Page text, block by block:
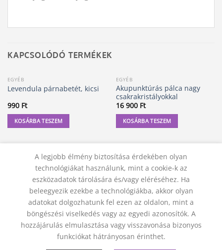
KAPCSOLÓDÓ TERMÉKEK
EGYÉB
Levendula párnabetét, kicsi
990 Ft
KOSÁRBA TESZEM
EGYÉB
Akupunktúrás pálca nagy
csakrakristályokkal
16 900 Ft
KOSÁRBA TESZEM
KAPCSOLAT ADATVÉDELMI NYILATKOZAT
JOGI NYILATKOZAT
SZÁLLÍTÁSI FELTÉTELEK
A legjobb élmény biztosítása érdekében olyan
technológiákat használunk, mint a cookie-k az
eszközadatok tárolására és/vagy eléréséhez. Ha
beleegyezik ezekbe a technológiákba, akkor olyan
adatokat dolgozhatunk fel ezen az oldalon, mint a
böngészési viselkedés vagy az egyedi azonosítók. A
hozzájárulás elmulasztása vagy visszavonása bizonyos
funkciókat hátrányosan érinthet.